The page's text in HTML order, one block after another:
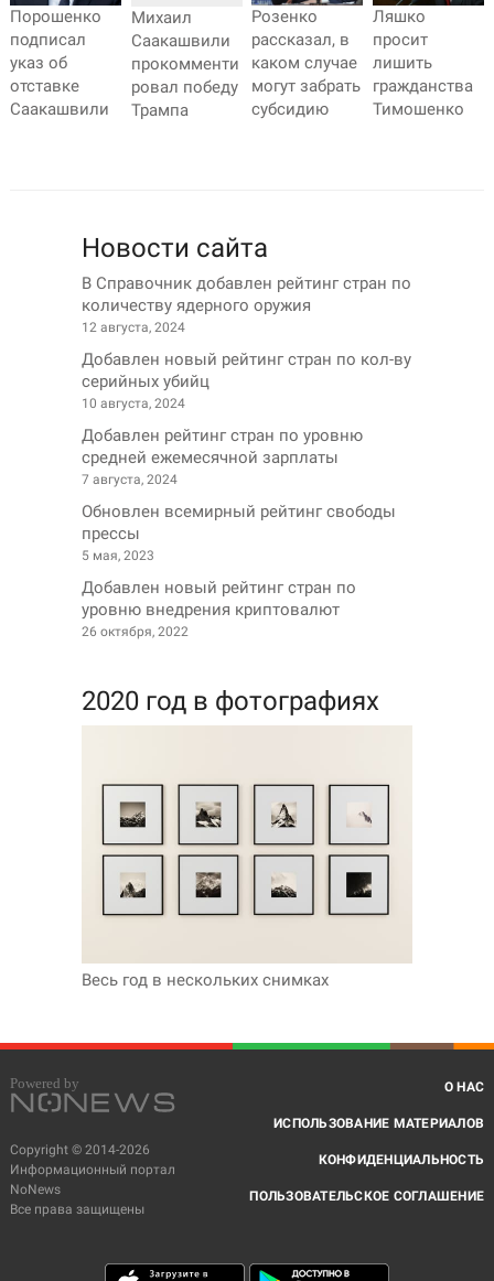
Порошенко
подписал
указ об
отставке
Саакашвили
Михаил
Саакашвили
прокомменти
ровал победу
Трампа
Розенко
рассказал, в
каком случае
могут забрать
субсидию
Ляшко
просит
лишить
гражданства
Тимошенко
Новости сайта
В Справочник добавлен рейтинг стран по
количеству ядерного оружия
12 августа, 2024
Добавлен новый рейтинг стран по кол-ву
серийных убийц
10 августа, 2024
Добавлен рейтинг стран по уровню
средней ежемесячной зарплаты
7 августа, 2024
Обновлен всемирный рейтинг свободы
прессы
5 мая, 2023
Добавлен новый рейтинг стран по
уровню внедрения криптовалют
26 октября, 2022
2020 год в фотографиях
Весь год в нескольких снимках
Copyright © 2014-2026
Информационный портал
NoNews
Все права защищены
О НАС
ИСПОЛЬЗОВАНИЕ МАТЕРИАЛОВ
КОНФИДЕНЦИАЛЬНОСТЬ
ПОЛЬЗОВАТЕЛЬСКОЕ СОГЛАШЕНИЕ